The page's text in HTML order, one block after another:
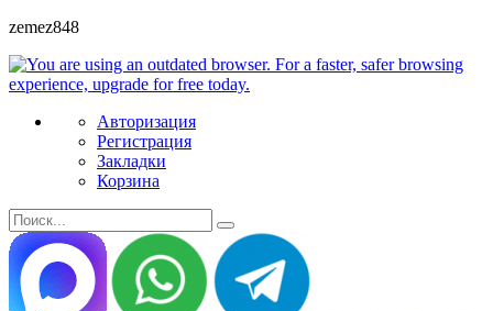
zemez848
Авторизация
Регистрация
Закладки
Корзина